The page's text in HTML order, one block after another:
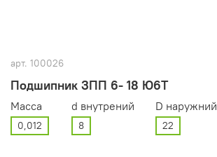
арт. 100026
Подшипник ЗПП 6- 18 Ю6Т
Масса
0,012
d внутрений
8
D наружний
22